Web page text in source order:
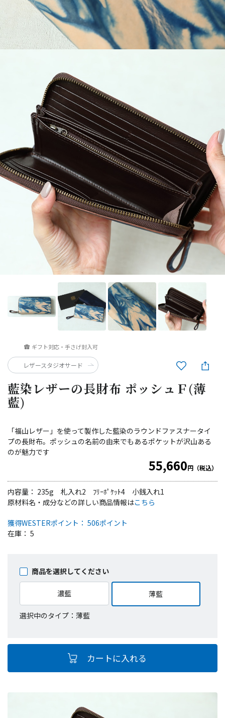
藍染レザーの長財布 ポッシュＦ(薄
藍)
ギフト対応・手さげ封入可
「福山レザー」を使って製作した藍染のラウンドファスナータイ
プの長財布。ポッシュの名前の由来でもあるポケットが沢山ある
のが魅力です
55,660円（税込）
内容量： 235g 札入れ2 ﾌﾘｰﾎﾟｹｯﾄ4 小銭入れ1
獲得WESTERポイント： 506ポイント
在庫： 5
商品を選択してください
濃藍 薄藍
選択中のタイプ：薄藍
原材料名・成分などの詳しい商品情報はこちら
レザースタジオサード